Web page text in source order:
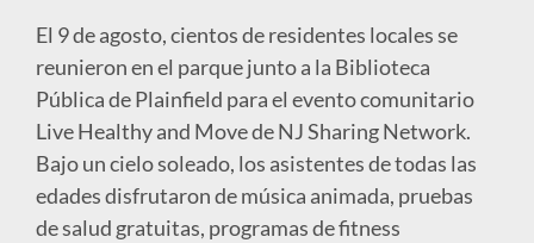
El 9 de agosto, cientos de residentes locales se
reunieron en el parque junto a la Biblioteca
Pública de Plainfield para el evento comunitario
Live Healthy and Move de NJ Sharing Network.
Bajo un cielo soleado, los asistentes de todas las
edades disfrutaron de música animada, pruebas
de salud gratuitas, programas de fitness